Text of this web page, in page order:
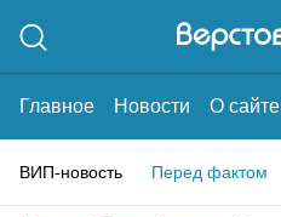
Главное Новости О сайте
ВИП-новость Перед фактом